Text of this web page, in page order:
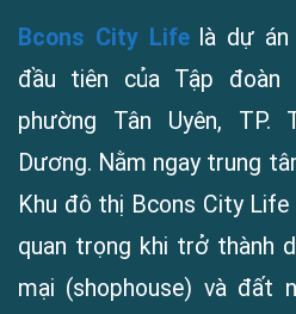
Bcons City Lifelà dự án
đầu tiên của Tập đoàn
phường Tân Uyên, TP.
Dương. Nằm ngay trung
Khu đô thị Bcons City
quan trọng khi trở thành
mại (shophouse) và đất